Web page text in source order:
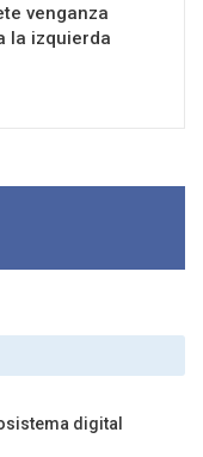
venganza
la izquierda
digital